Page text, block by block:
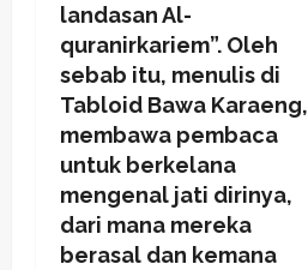
landasan Al-
quranirkariem”. Oleh
sebab itu, menulis di
Tabloid Bawa Karaeng,
membawa pembaca
untuk berkelana
mengenal jati dirinya,
dari mana mereka
berasal dan kemana